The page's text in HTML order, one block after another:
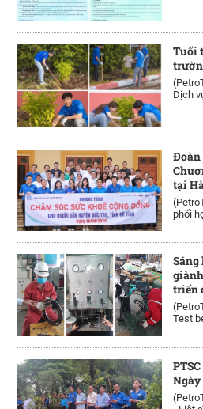
Tuổi
Dịch
Đoàn
tại
phối
Sáng
triển
Test